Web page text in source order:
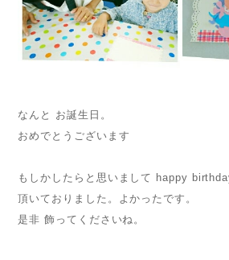
なんと お誕生日。
おめでとうございます
もしかしたらと思いまして happy
頂いておりました。よかったです。
是非 飾ってくださいね。